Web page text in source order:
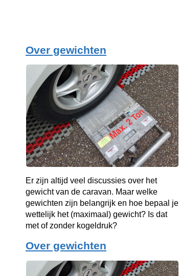
Over gewichten
Er zijn altijd veel discussies over het
gewicht van de caravan. Maar welke
gewichten zijn belangrijk en hoe bepaal je
wettelijk het (maximaal) gewicht? Is dat
met of zonder kogeldruk?
Over gewichten